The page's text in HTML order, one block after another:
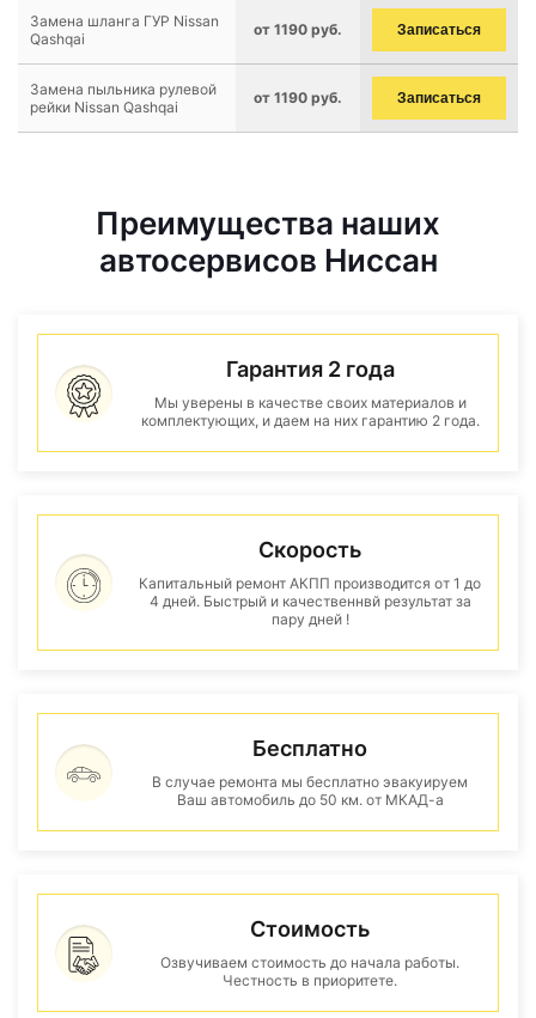
Замена шланга ГУР Nissan
Qashqai
от 1190 руб. Записаться
Замена пыльника рулевой
рейки Nissan Qashqai
от 1190 руб. Записаться
Преимущества наших
автосервисов Ниссан
Гарантия 2 года
Мы уверены в качестве своих материалов и
комплектующих, и даем на них гарантию 2 года.
Скорость
Капитальный ремонт АКПП производится от 1 до
4 дней. Быстрый и качественнвй результат за
пару дней !
Бесплатно
В случае ремонта мы бесплатно эвакуируем
Ваш автомобиль до 50 км. от МКАД-а
Стоимость
Озвучиваем стоимость до начала работы.
Честность в приоритете.